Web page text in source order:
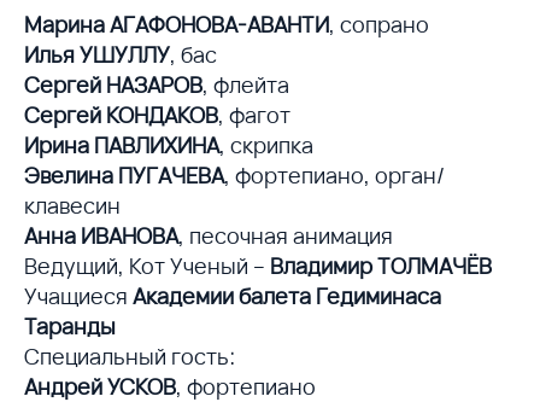
Марина АГАФОНОВА-АВАНТИ, сопрано
Илья УШУЛЛУ, бас
Сергей НАЗАРОВ, флейта
Сергей КОНДАКОВ, фагот
Ирина ПАВЛИХИНА, скрипка
Эвелина ПУГАЧЕВА, фортепиано, орган/
клавесин
Анна ИВАНОВА, песочная анимация
Ведущий, Кот Ученый – Владимир ТОЛМАЧЁВ
Учащиеся Академии балета Гедиминаса
Таранды
Специальный гость:
Андрей УСКОВ, фортепиано